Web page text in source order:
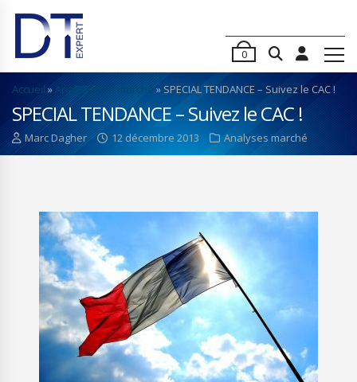
0
Accueil»Analyses de marché » SPECIAL TENDANCE – Suivez le CAC !
SPECIAL TENDANCE – Suivez le CAC !
Marc Dagher 12 décembre 2013 Analyses marché